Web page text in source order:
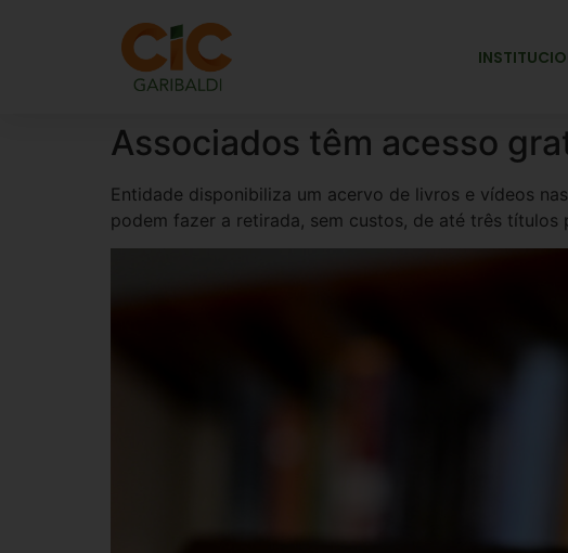
Associados têm acesso
Entidade disponibiliza um acervo de livros e vídeos
podem fazer a retirada, sem custos, de até três